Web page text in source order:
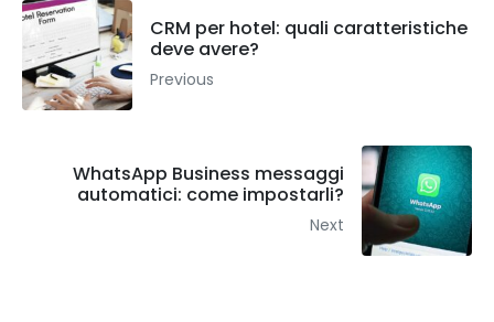
CRM per hotel: quali caratteristiche
deve avere?
Previous
WhatsApp Business messaggi
automatici: come impostarli?
Next